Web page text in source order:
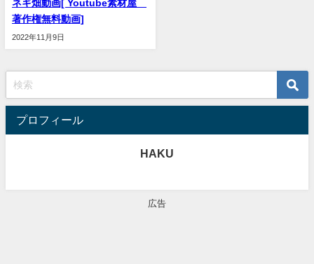
ネギ畑動画[ Youtube素材屋
著作権無料動画]
2022年11月9日
プロフィール
HAKU
広告